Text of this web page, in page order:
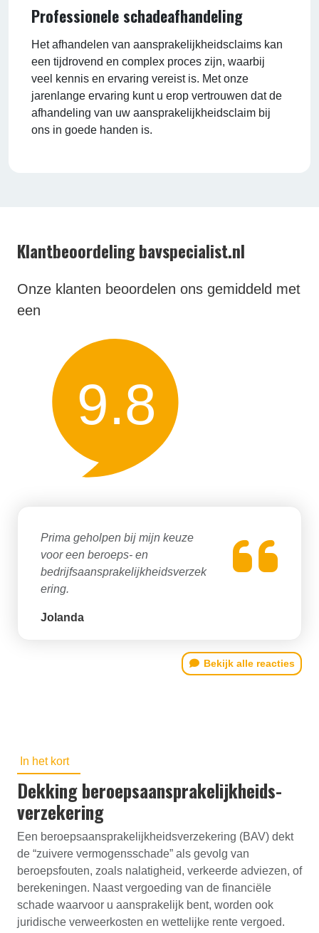
Professionele schadeafhandeling
Het afhandelen van aansprakelijkheidsclaims kan
een tijdrovend en complex proces zijn, waarbij
veel kennis en ervaring vereist is. Met onze
jarenlange ervaring kunt u erop vertrouwen dat de
afhandeling van uw aansprakelijkheidsclaim bij
ons in goede handen is.
Klantbeoordeling bavspecialist.nl
Onze klanten beoordelen ons gemiddeld met
een
9.8
Prima geholpen bij mijn keuze
voor een beroeps- en
bedrijfsaansprakelijkheidsverzek
ering.
Jolanda
Bekijk alle reacties
In het kort
Dekking beroepsaansprakelijk­heids­
verzekering
Een beroepsaansprakelijkheidsverzekering (BAV) dekt
de “zuivere vermogensschade” als gevolg van
beroepsfouten, zoals nalatigheid, verkeerde adviezen, of
berekeningen. Naast vergoeding van de financiële
schade waarvoor u aansprakelijk bent, worden ook
juridische verweerkosten en wettelijke rente vergoed.